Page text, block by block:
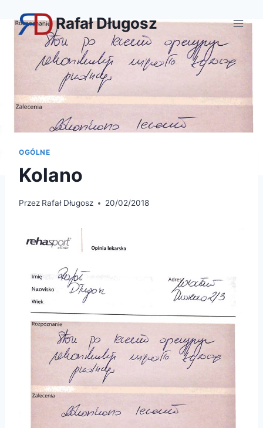
treści
Rafał Długosz
OGÓLNE
Kolano
Przez Rafał Długosz 20/02/2018